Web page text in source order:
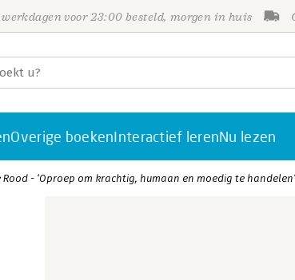
werkdagen voor 23:00 besteld, morgen in huis
Overige boekenInteractief lerenNu lezen
Rood - ‘Oproep om krachtig, humaan en moedig te handelen’